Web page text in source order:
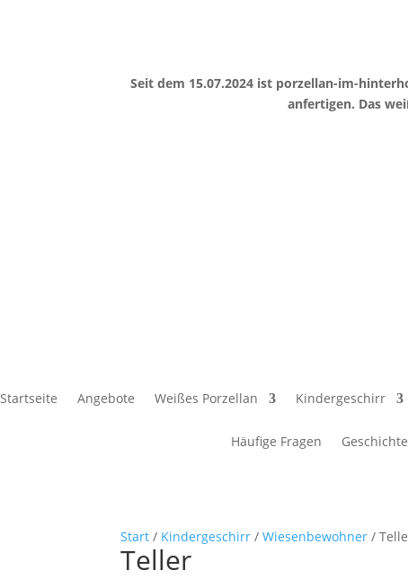
Seit dem 15.07.2024 ist porzellan-im-
anfertigen. Das
Startseite Angebote Weißes Porzellan Kindergeschirr
Häufige Fragen Geschichte
Start / Kindergeschirr /Wiesenbewohner /
Teller